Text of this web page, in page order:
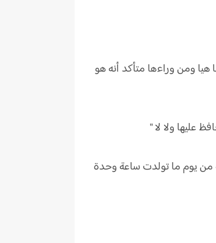
ومن وراءها متأكد أنه هو
عليها ولا لا "
يوم ما تولدت ساعة وحدة